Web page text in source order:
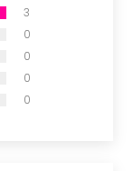
3
0
0
0
0